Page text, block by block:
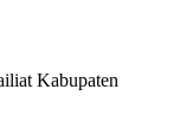
Kabupaten